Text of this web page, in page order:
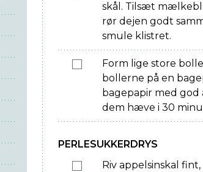
skål. Tilsæt
rør dejen godt
smule klistret.
Form lige store
bollerne på en
bagepapir med god
dem hæve i 30
PERLESUKKERDRYS
Riv appelsinskal